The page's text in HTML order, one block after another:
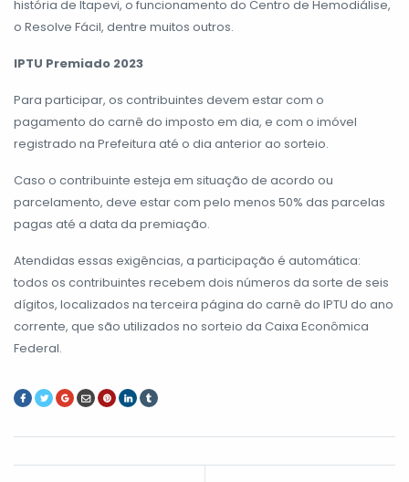
história de Itapevi, o funcionamento do Centro de Hemodiálise,
o Resolve Fácil, dentre muitos outros.
IPTU Premiado 2023
Para participar, os contribuintes devem estar com o
pagamento do carnê do imposto em dia, e com o imóvel
registrado na Prefeitura até o dia anterior ao sorteio.
Caso o contribuinte esteja em situação de acordo ou
parcelamento, deve estar com pelo menos 50% das parcelas
pagas até a data da premiação.
Atendidas essas exigências, a participação é automática:
todos os contribuintes recebem dois números da sorte de seis
dígitos, localizados na terceira página do carnê do IPTU do ano
corrente, que são utilizados no sorteio da Caixa Econômica
Federal.